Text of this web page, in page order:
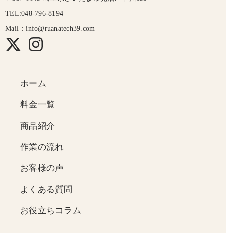
TEL:048-796-8194
Mail：info@ruanatech39.com
ホーム
料金一覧
商品紹介
作業の流れ
お客様の声
よくある質問
お役立ちコラム